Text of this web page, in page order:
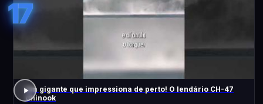
17
Um gigante que impressiona de perto! O lendário CH-47
Chinook